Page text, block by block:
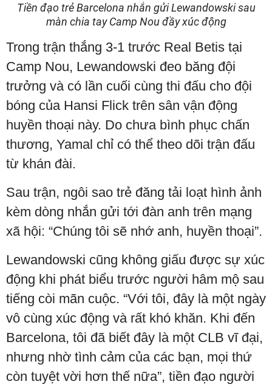
Tiền đạo trẻ Barcelona nhắn gửi Lewandowski sau
màn chia tay Camp Nou đầy xúc động
Trong trận thắng 3-1 trước Real Betis tại
Camp Nou, Lewandowski đeo băng đội
trưởng và có lần cuối cùng thi đấu cho đội
bóng của Hansi Flick trên sân vận động
huyền thoại này. Do chưa bình phục chấn
thương, Yamal chỉ có thể theo dõi trận đấu
từ khán đài.
Sau trận, ngôi sao trẻ đăng tải loạt hình ảnh
kèm dòng nhắn gửi tới đàn anh trên mạng
xã hội: “Chúng tôi sẽ nhớ anh, huyền thoại”.
Lewandowski cũng không giấu được sự xúc
động khi phát biểu trước người hâm mộ sau
tiếng còi mãn cuộc. “Với tôi, đây là một ngày
vô cùng xúc động và rất khó khăn. Khi đến
Barcelona, tôi đã biết đây là một CLB vĩ đại,
nhưng nhờ tình cảm của các bạn, mọi thứ
còn tuyệt vời hơn thế nữa”, tiền đạo người